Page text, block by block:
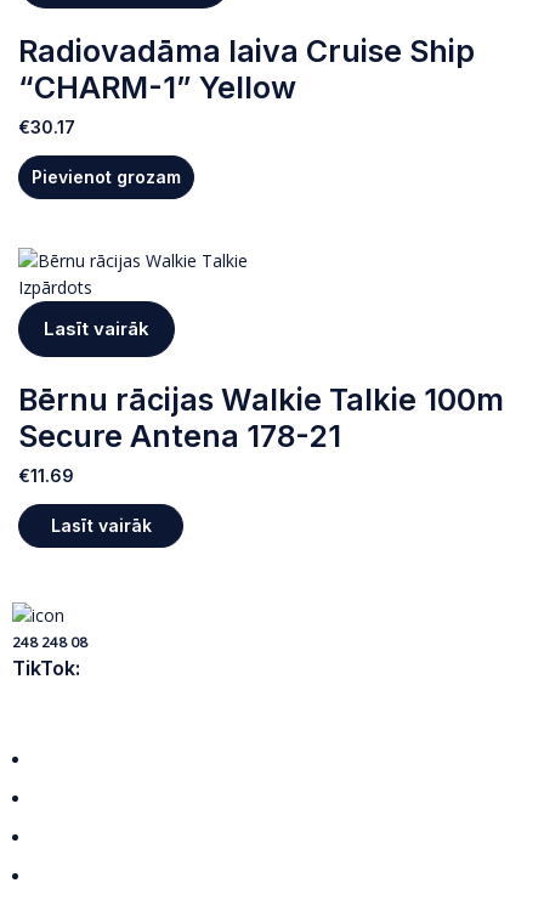
Radiovadāma laiva Cruise Ship
“CHARM-1” Yellow
€30.17
Pievienot grozam
Izpārdots
Lasīt vairāk
Bērnu rācijas Walkie Talkie 100m
Secure Antena 178-21
€11.69
Lasīt vairāk
248 248 08
TikTok: